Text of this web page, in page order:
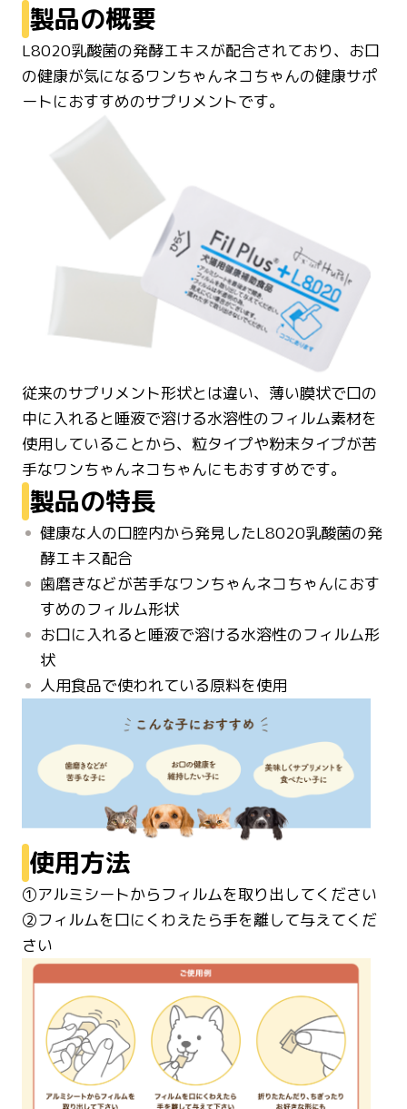
製品の概要
L8020乳酸菌の発酵エキスが配合されており、お口
の健康が気になるワンちゃんネコちゃんの健康サポ
ートにおすすめのサプリメントです。
従来のサプリメント形状とは違い、薄い膜状で口の
中に入れると唾液で溶ける水溶性のフィルム素材を
使用していることから、粒タイプや粉末タイプが苦
手なワンちゃんネコちゃんにもおすすめです。
製品の特長
健康な人の口腔内から発見したL8020乳酸菌の発
酵エキス配合
歯磨きなどが苦手なワンちゃんネコちゃんにおす
すめのフィルム形状
お口に入れると唾液で溶ける水溶性のフィルム形
状
人用食品で使われている原料を使用
使用方法
①アルミシートからフィルムを取り出してください
②フィルムを口にくわえたら手を離して与えてくだ
さい